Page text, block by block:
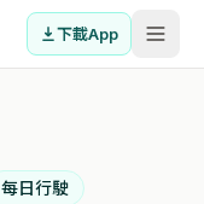
下載App
每日行駛